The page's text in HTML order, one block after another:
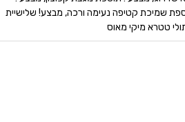
שמיכת קטיפה נעימה ורכה, מבצע! שלישיית
טטרא מיקי מאוס